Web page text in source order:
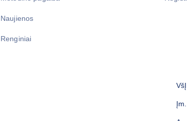
Naujienos
Renginiai